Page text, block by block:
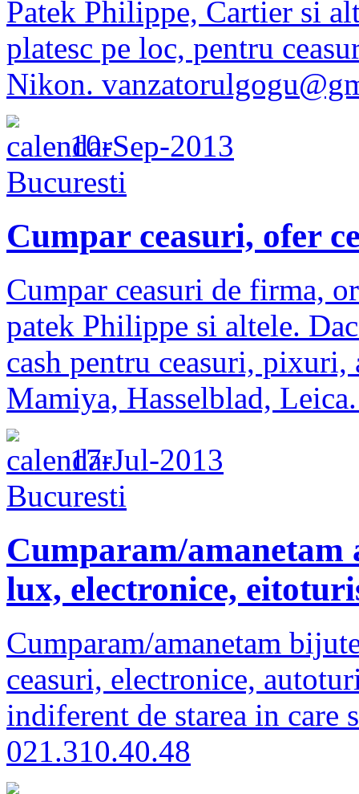
Patek Philippe, Cartier si
platesc pe loc, pentru
Nikon.
10-Sep-2013
Bucuresti
Cumpar ceasuri, ofer
Cumpar ceasuri de firma,
patek Philippe si altele.
cash pentru ceasuri,
Mamiya, Hasselblad,
17-Jul-2013
Bucuresti
Cumparam/amanetam
lux, electronice,
Cumparam/amanetam
ceasuri, electronice,
indiferent de starea in care
021.310.40.48